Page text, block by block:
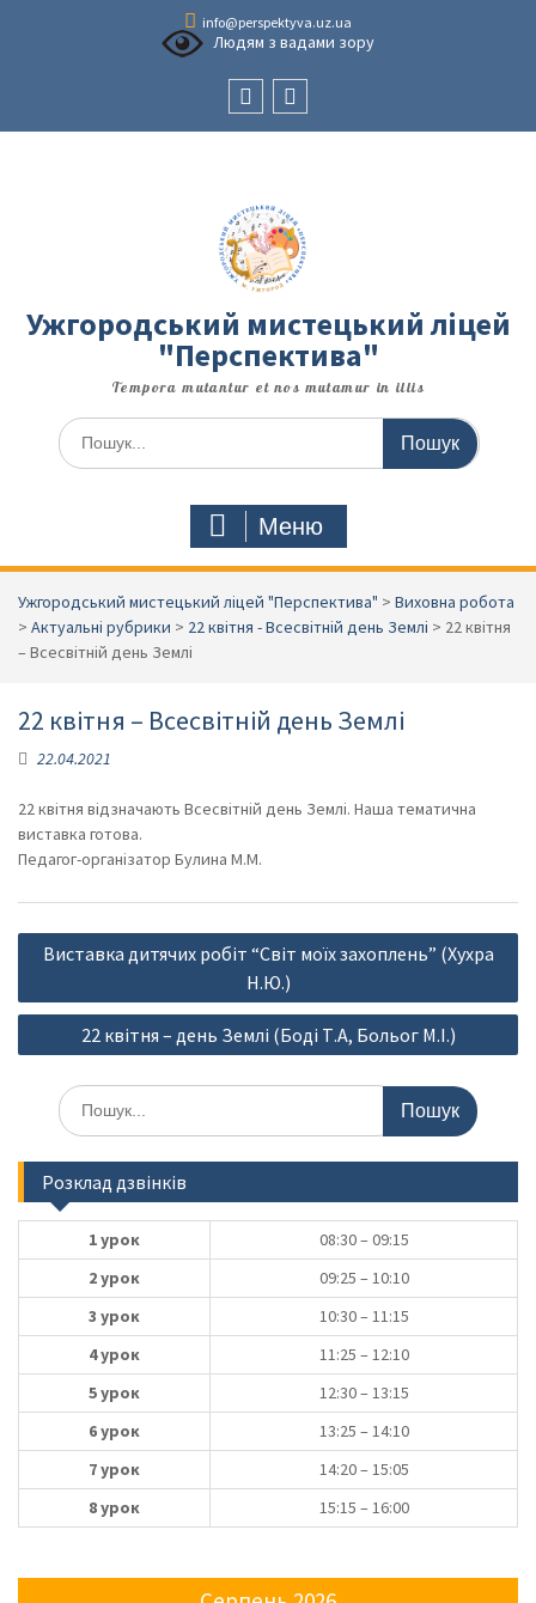
info@perspektyva.uz.ua
Людям з вадами зору
Ужгородський мистецький ліцей
"Перспектива"
Tempora mutantur et nos mutamur in illis
Шукати:
Меню
Ужгородський мистецький ліцей "Перспектива" > Виховна робота
> Актуальні рубрики > 22 квітня - Всесвітній день Землі > 22 квітня
– Всесвітній день Землі
22 квітня – Всесвітній день Землі
22.04.2021
22 квітня відзначають Всесвітній день Землі. Наша тематична
виставка готова.
Педагог-організатор Булина М.М.
Навігація
Виставка дитячих робіт “Світ моїх захоплень” (Хухра
Н.Ю.)
22 квітня – день Землі (Боді Т.А, Больог М.І.)
Шукати:
Розклад дзвінків
1 урок
08:30 – 09:15
2 урок
09:25 – 10:10
3 урок
10:30 – 11:15
4 урок
11:25 – 12:10
5 урок
12:30 – 13:15
6 урок
13:25 – 14:10
7 урок
14:20 – 15:05
8 урок
15:15 – 16:00